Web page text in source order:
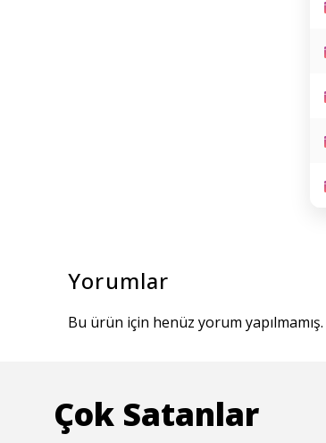
Yorumlar
Bu ürün için henüz yorum yapılmamış.
Çok Satanlar